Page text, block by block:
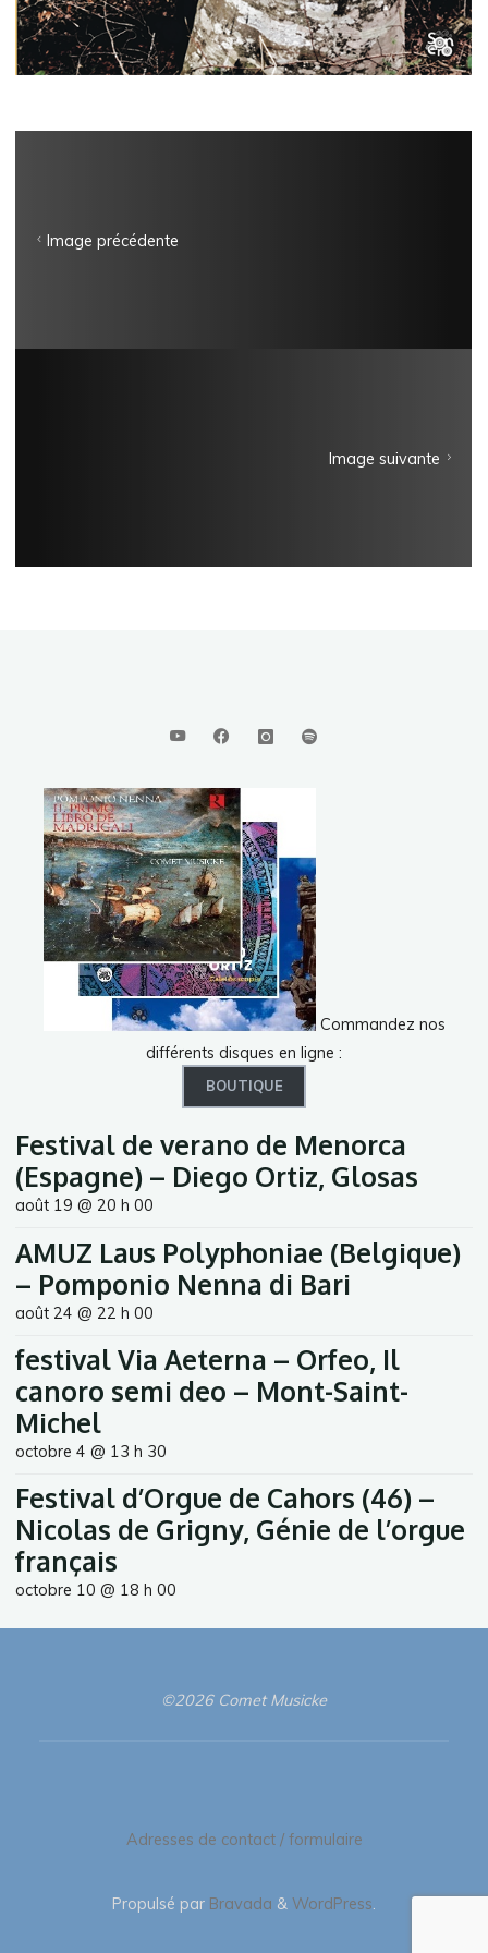
Image précédente
Image suivante
Commandez nos
différents disques en ligne :
BOUTIQUE
Festival de verano de Menorca
(Espagne) – Diego Ortiz, Glosas
août 19 @ 20 h 00
AMUZ Laus Polyphoniae (Belgique)
– Pomponio Nenna di Bari
août 24 @ 22 h 00
festival Via Aeterna – Orfeo, Il
canoro semi deo – Mont-Saint-
Michel
octobre 4 @ 13 h 30
Festival d’Orgue de Cahors (46) –
Nicolas de Grigny, Génie de l’orgue
français
octobre 10 @ 18 h 00
©2026 Comet Musicke
Adresses de contact / formulaire
Propulsé par Bravada & WordPress.